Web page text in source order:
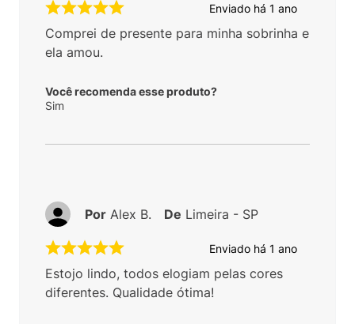
Enviado há 1 ano
Comprei de presente para minha sobrinha e
ela amou.
Você recomenda esse produto?
Sim
Enviado há 1 ano
Estojo lindo, todos elogiam pelas cores
diferentes. Qualidade ótima!
Por Alex B. De Limeira - SP